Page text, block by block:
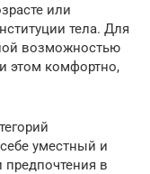
или
тела. Для
возможностью
этом комфортно,
уместный и
предпочтения в